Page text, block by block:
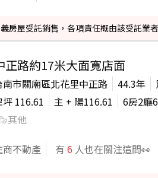
房屋受託銷售，各項責任概由該受託業
正路約17米大面寬店面
南市關廟區北花里中正路 44.3年
坪 116.61 主 + 陽116.61 6房2廳
其他
商不動產 有 6 人也在關注這間👀